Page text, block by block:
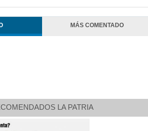
MÁS COMENTADO
LA PATRIA